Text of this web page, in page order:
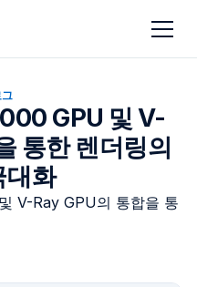
그
GPU 및 V-
통한 렌더링의
대화